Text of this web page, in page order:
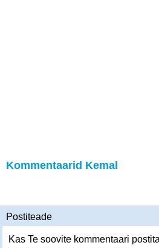
Kommentaarid Kemal
Postiteade
Kas Te soovite kommentaari